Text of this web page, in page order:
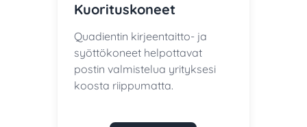
Kuorituskoneet
Quadientin kirjeentaitto- ja
syöttökoneet helpottavat
postin valmistelua yrityksesi
koosta riippumatta.